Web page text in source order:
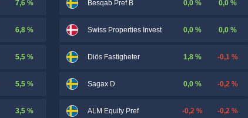
7,6 %
6,8 %
5,5 %
5,5 %
3,5 %
Besqab Pref B 0,0 % 0,0 %
Swiss Properties Invest 0,0 % 0,0 %
Diös Fastigheter 1,8 % -0,1 %
Sagax D 0,0 % -0,2 %
ALM Equity Pref -0,2 % -0,2 %